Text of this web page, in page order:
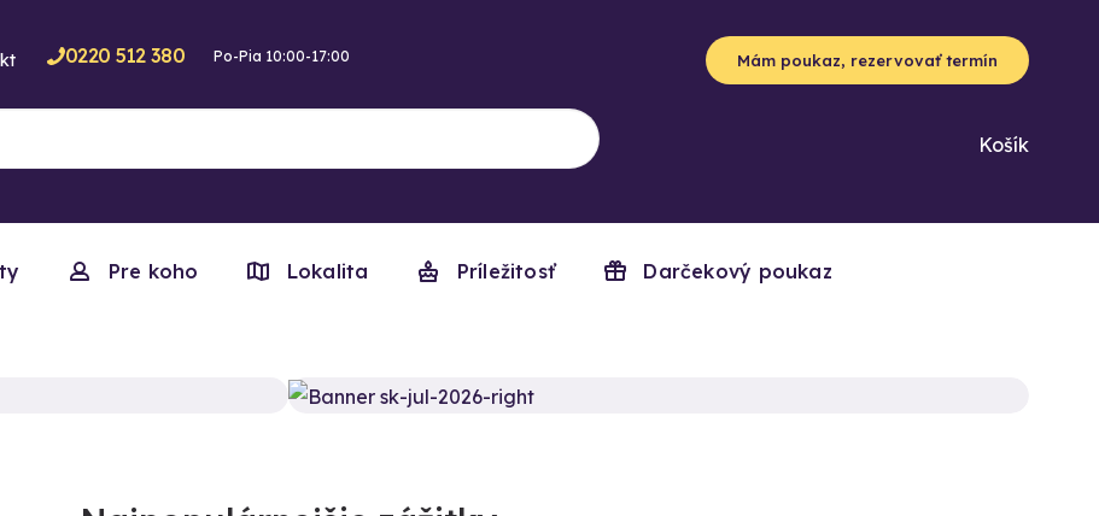
0220 512 380 Po-Pia 10:00-17:00 Mám poukaz, rezervovať termín
Košík
Pre koho Lokalita Príležitosť Darčekový poukaz